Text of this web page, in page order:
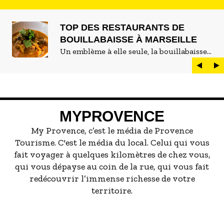
TOP DES RESTAURANTS DE
BOUILLABAISSE À MARSEILLE
Un emblème à elle seule, la bouillabaisse
est LE plat marseillais par excellence. On
peut d'ailleurs vite être submergé·e par la
servir la meilleure...
MYPROVENCE
My Provence, c’est le média de Provence
Tourisme. C'est le média du local. Celui qui vous
fait voyager à quelques kilomètres de chez vous,
qui vous dépayse au coin de la rue, qui vous fait
redécouvrir l’immense richesse de votre
territoire.